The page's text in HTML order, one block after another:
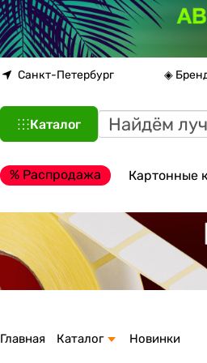
Санкт-Петербург ◈
Каталог
% Распродажа Картонные
Главная Каталог Новинки